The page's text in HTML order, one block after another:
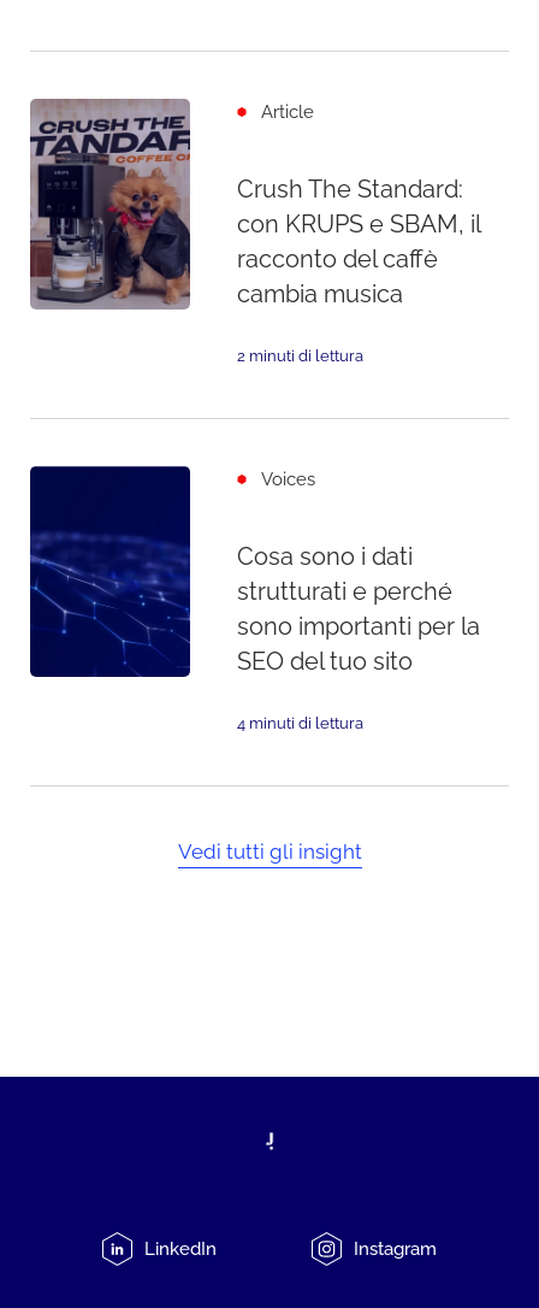
Article
Crush The Standard:
con KRUPS e SBAM, il
racconto del caffè
cambia musica
2 minuti di lettura
Voices
Cosa sono i dati
strutturati e perché
sono importanti per la
SEO del tuo sito
4 minuti di lettura
Vedi tutti gli insight
LinkedIn Instagram